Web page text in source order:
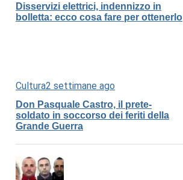
Disservizi elettrici, indennizzo in
bolletta: ecco cosa fare per ottenerlo
Cultura2 settimane ago
Don Pasquale Castro, il prete-
soldato in soccorso dei feriti della
Grande Guerra